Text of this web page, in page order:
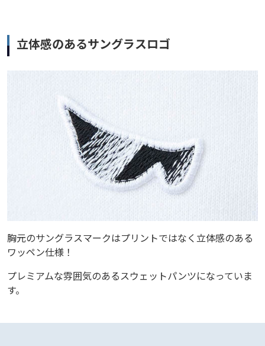
立体感のあるサングラスロゴ
胸元のサングラスマークはプリントではなく立体感のある
ワッペン仕様！
プレミアムな雰囲気のあるスウェットパンツになっていま
す。